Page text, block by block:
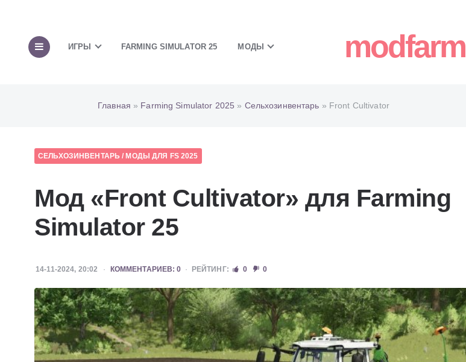
ИГРЫ FARMING SIMULATOR 25 МОДЫ modfarm
Главная » Farming Simulator 2025 » Сельхозинвентарь » Front Cultivator
СЕЛЬХОЗИНВЕНТАРЬ / МОДЫ ДЛЯ FS 2025
Мод «Front Cultivator» для Farming
Simulator 25
14-11-2024, 20:02 КОММЕНТАРИЕВ: 0 РЕЙТИНГ: 0 0